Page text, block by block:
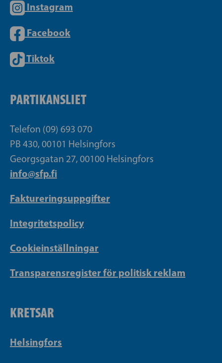
Instagram
Facebook
Tiktok
PARTIKANSLIET
Telefon (09) 693 070
PB 430, 00101 Helsingfors
Georgsgatan 27, 00100 Helsingfors
info@sfp.fi
Faktureringsuppgifter
Integritetspolicy
Cookieinställningar
Transparensregister för politisk reklam
KRETSAR
Helsingfors